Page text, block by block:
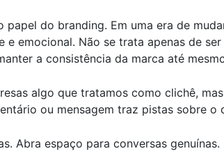
do branding. Em uma era de
e emocional. Não se trata apenas de
a consistência da marca até
algo que tratamos como clichê,
ou mensagem traz pistas sobre o
Abra espaço para conversas